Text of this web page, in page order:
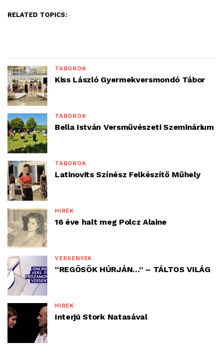
RELATED TOPICS:
TÁBOROK
Kiss László Gyermekversmondó Tábor
TÁBOROK
Bella István Versművészeti Szeminárium
TÁBOROK
Latinovits Színész Felkészítő Műhely
HÍREK
16 éve halt meg Polcz Alaine
VERSENYEK
“REGÖSÖK HÚRJÁN…” – TÁLTOS VILÁG
HÍREK
Interjú Stork Natasával